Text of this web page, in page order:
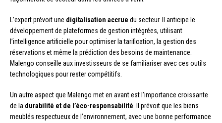
L’expert prévoit une digitalisation accrue du secteur. Il anticipe le
développement de plateformes de gestion intégrées, utilisant
l’intelligence artificielle pour optimiser la tarification, la gestion des
réservations et même la prédiction des besoins de maintenance.
Malengo conseille aux investisseurs de se familiariser avec ces outils
technologiques pour rester compétitifs.
Un autre aspect que Malengo met en avant est l’importance croissante
de la durabilité et de l’éco-responsabilité. Il prévoit que les biens
meublés respectueux de l’environnement, avec une bonne performance